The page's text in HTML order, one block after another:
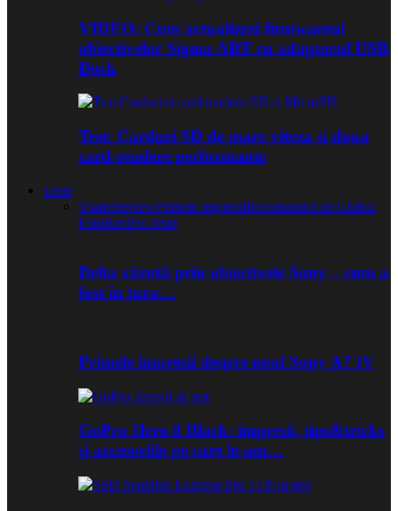
VIDEO: Cum actualizezi firmwareul
obiectivelor Sigma ART cu adaptorul USB
Dock
Test: Carduri SD de mare viteza si doua
card-readere performante
Teste
ToatePreviewPrimele impresiiRecomandat de Clubul
FotoReviewTeste
Delta văzută prin obiectivele Sony – cum a
fost în tura…
Primele impresii despre noul Sony A7 IV
GoPro Hero 8 Black: impresii, tips&tricks
și accesoriile pe care le-am…